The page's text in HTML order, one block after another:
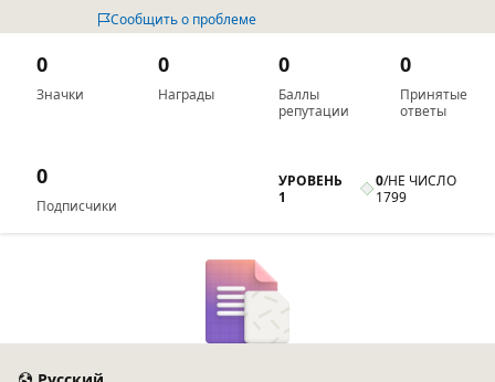
Сообщить о проблеме
Значки
0
Награды
0
Баллы
репутации
0
Принятые
ответы
0
Подписчики
0
УРОВЕНЬ
1
0/НЕ ЧИСЛО
1799